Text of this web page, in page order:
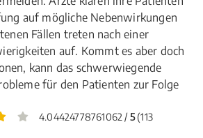
auf mögliche Nebenwirkungen
Fällen treten nach einer
auf. Kommt es aber doch
kann das schwerwiegende
für den Patienten zur Folge
4.04424778761062 / 5(113